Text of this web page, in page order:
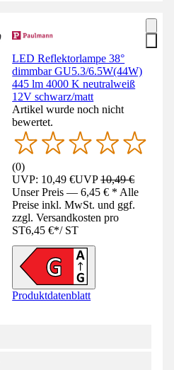
LED Reflektorlampe 38°
dimmbar GU5.3/6.5W(44W)
445 lm 4000 K neutralweiß
12V schwarz/matt
Artikel wurde noch nicht
bewertet.
(0)
UVP: 10,49 €UVP10,49 €
Unser Preis — 6,45 € * Alle
Preise inkl. MwSt. und ggf.
zzgl. Versandkosten pro
ST6,45 €*/ ST
Produktdatenblatt